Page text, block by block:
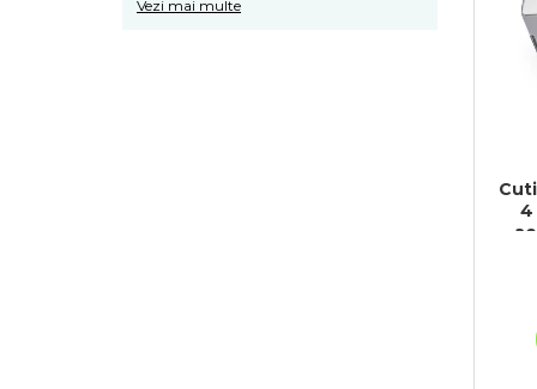
Vezi mai multe
Cutie
4